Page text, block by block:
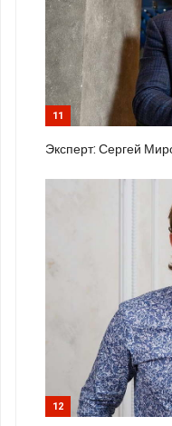
11
Эксперт: Сергей
12